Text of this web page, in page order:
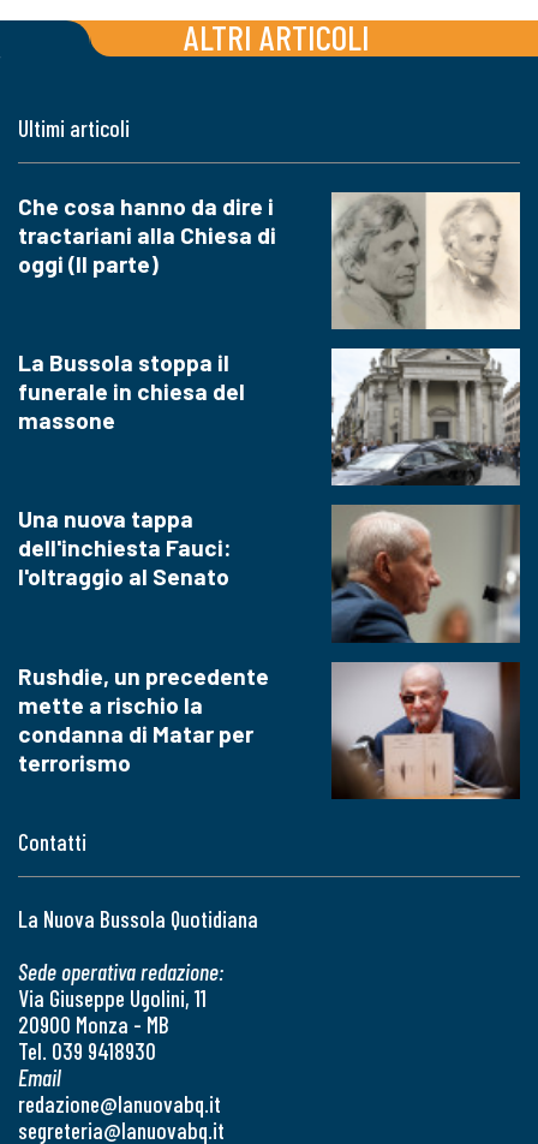
ALTRI ARTICOLI
Contatti
La Nuova Bussola Quotidiana
Sede operativa redazione:
Via Giuseppe Ugolini, 11
20900 Monza - MB
Tel. 039 9418930
Email
redazione@lanuovabq.it
segreteria@lanuovabq.it
Ultimi articoli
Che cosa hanno da dire i
tractariani alla Chiesa di
oggi (II parte)
La Bussola stoppa il
funerale in chiesa del
massone
Una nuova tappa
dell'inchiesta Fauci:
l'oltraggio al Senato
Rushdie, un precedente
mette a rischio la
condanna di Matar per
terrorismo